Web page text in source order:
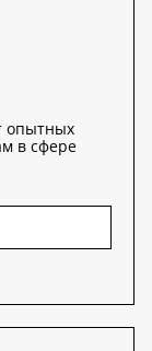
опытных
в сфере